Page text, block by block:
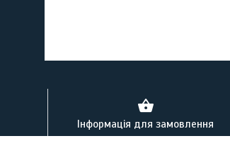
Інформація для замовлення